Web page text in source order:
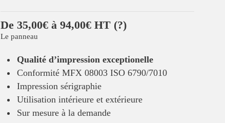
De 35,00€ à 94,00€ HT (?)
Le panneau
Qualité d’impression exceptionelle
Conformité MFX 08003 ISO 6790/7010
Impression sérigraphie
Utilisation intérieure et extérieure
Sur mesure à la demande